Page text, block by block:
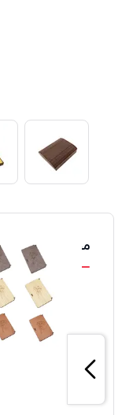
محصولات مشابه